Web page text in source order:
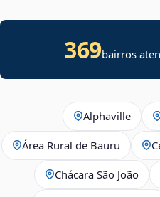
369bairros
Alphaville
Área Rural de Bauru
Chácara São João